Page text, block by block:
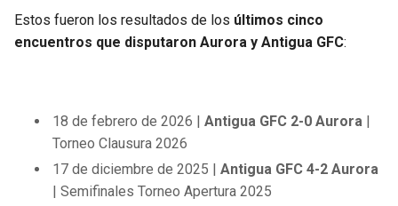
Estos fueron los resultados de los últimos cinco
encuentros que disputaron Aurora y Antigua GFC:
18 de febrero de 2026 |Antigua GFC 2-0 Aurora
Torneo Clausura 2026
17 de diciembre de 2025 |Antigua GFC 4-2 Aurora
| Semifinales Torneo Apertura 2025